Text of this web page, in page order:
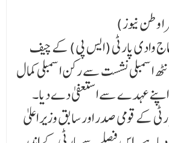
وادی پارٹی (ایس پی) کے چیف
اسمبلی نشست سے رکن اسمبلی کمال
عہدے سے استعفیٰ دے دیا۔
کے قومی صدر اور سابق وزیر اعلیٰ